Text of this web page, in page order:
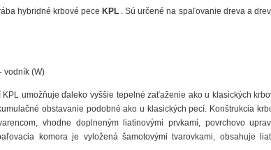
hybridné krbové pece KPL . Sú určené na spaľovanie dreva a
vodník (W)
KPL umožňuje ďaleko vyššie tepelné zaťaženie ako u klasických
obstavanie podobné ako u klasických pecí. Konštrukcia
vhodne doplneným liatinovými prvkami, povrchovo
komora je vyložená šamotovými tvarovkami, obsahuje